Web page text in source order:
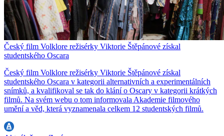
Český film Volklore režisérky Viktorie Štěpánové získal
studentského Oscara
Český film Volklore režisérky Viktorie Štěpánové získal
studentského Oscara v kategorii alternativních a experimentálních
snímků, a kvalifikoval se tak do klání o Oscary v kategorii krátkých
filmů. Na svém webu o tom informovala Akademie filmového
umění a věd, která vyznamenala celkem 12 studentských filmů.